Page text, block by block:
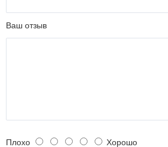
Ваш отзыв
Плохо Хорошо